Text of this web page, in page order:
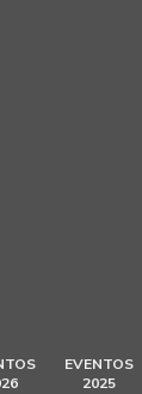
EVENTOS
2025